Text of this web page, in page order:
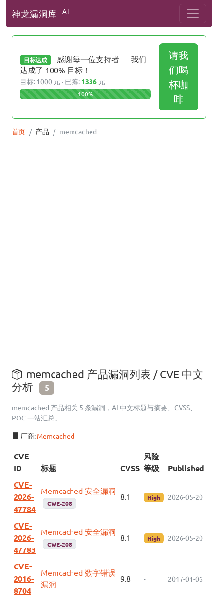
神龙漏洞库 - AI
目标达成
感谢每一位支持者 — 我们
达成了 100% 目标！
目标: 1000 元 · 已筹: 1336 元
100%
请我
们喝
杯咖
啡
首页 产品 memcached
memcached 产品漏洞列表 / CVE 中文
分析
5
memcached 产品相关 5 条漏洞，AI 中文标题与摘要、CVSS、
POC 一站汇总。
厂商: Memcached
CVE
ID
标题 CVSS
风险
等级
Published
CVE-
2026-
47784
Memcached 安全漏洞
CWE-208
8.1 High 2026-05-20
CVE-
2026-
47783
Memcached 安全漏洞
CWE-208
8.1 High 2026-05-20
CVE-
2016-
8704
Memcached 数字错误
漏洞
9.8 - 2017-01-06